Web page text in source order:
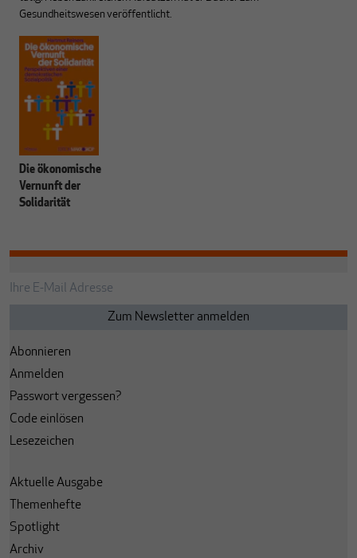
Gesundheitswesen veröffentlicht.
Die ökonomische
Vernunft der
Solidarität
Abonnieren
Anmelden
Passwort vergessen?
Code einlösen
Lesezeichen
Aktuelle Ausgabe
Themenhefte
Spotlight
Archiv